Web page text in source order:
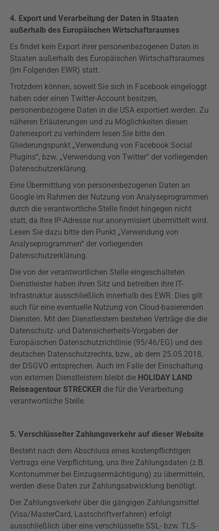
4. Export und Verarbeitung der Daten in Staaten
außerhalb des Europäischen Wirtschaftsraumes
Es findet kein Export ihrer personenbezogenen Daten in
Staaten außerhalb des Europäischen Wirtschaftsraumes
(Im Folgenden EWR) statt.
Trotzdem können, soweit Sie sich in Facebook eingeloggt
haben oder einen Twitter-Account besitzen,
personenbezogene Daten in die USA exportiert werden. Zu
näheren Erläuterungen und zu Möglichkeiten diesen
Datenexport zu verhindern lesen Sie bitte den
Gliederungspunkt „Verwendung von Facebook Social
Plugins“, bzw. „Verwendung von Twitter“ der vorliegenden
Datenschutzerklärung.
Eine Übermittlung von personenbezogenen Daten an
Google im Rahmen der Nutzung von Analyseprogrammen
durch die verantwortliche Stelle findet hingegen nicht
statt, da Ihre IP-Adresse nur anonymisiert übermittelt wird.
Lesen Sie dazu bitte den Punkt „Verwendung von
Analyseprogrammen“ der vorliegenden
Datenschutzerklärung.
Die von der verantwortlichen Stelle eingeschalteten
Dienstleister haben ihren Sitz und betreiben ihre IT-
Infrastruktur ausschließlich innerhalb des EWR. Dies gilt
auch für eine eventuelle Nutzung von Cloud-basierenden
Diensten. Mit den Dienstleistern bestehen Verträge die die
Datenschutz- und Datensicherheits-Vorgaben der
Europäischen Datenschutzrichtlinie (95/46/EG) und des
deutschen Datenschutzrechts, bzw., ab dem 25.05.2018,
der DSGVO entsprechen. Auch im Falle der Einschaltung
von externen Dienstleistern bleibt die HOLIDAY LAND
Reiseagentour STRECKER die für die Verarbeitung
verantwortliche Stelle.
5. Verschlüsselter Zahlungsverkehr auf dieser Website
Besteht nach dem Abschluss eines kostenpflichtigen
Vertrags eine Verpflichtung, uns Ihre Zahlungsdaten (z.B.
Kontonummer bei Einzugsermächtigung) zu übermitteln,
werden diese Daten zur Zahlungsabwicklung benötigt.
Der Zahlungsverkehr über die gängigen Zahlungsmittel
(Visa/MasterCard, Lastschriftverfahren) erfolgt
ausschließlich über eine verschlüsselte SSL- bzw. TLS-